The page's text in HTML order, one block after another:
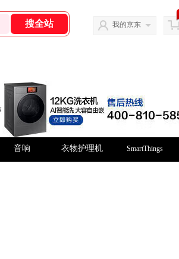
我的京东
音响 SmartThings
衣物护理机